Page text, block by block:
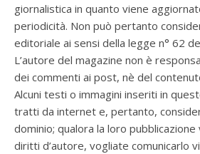
giornalistica in quanto viene
periodicità. Non può pertanto
editoriale ai sensi della legge n° 62
L’autore del magazine non è
dei commenti ai post, nè del
Alcuni testi o immagini inseriti in
tratti da internet e, pertanto,
dominio; qualora la loro
diritti d’autore, vogliate comunicarlo